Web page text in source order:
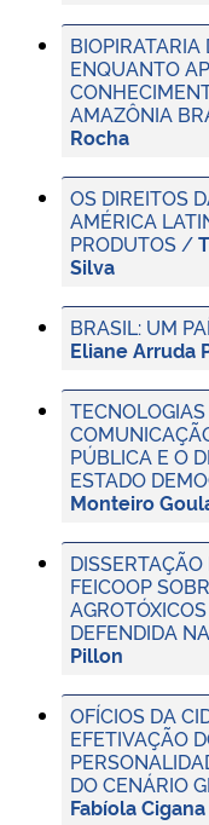
ENQUANTO
AMAZÔNIA
Rocha
OS DIREITOS
AMÉRICA
PRODUTOS /
Silva
BRASIL: UM
Eliane Arruda
PÚBLICA E O
ESTADO
Monteiro
FEICOOP
DEFENDIDA
Pillon
OFÍCIOS DA
EFETIVAÇÃO
DO CENÁRIO
Fabíola Cigana